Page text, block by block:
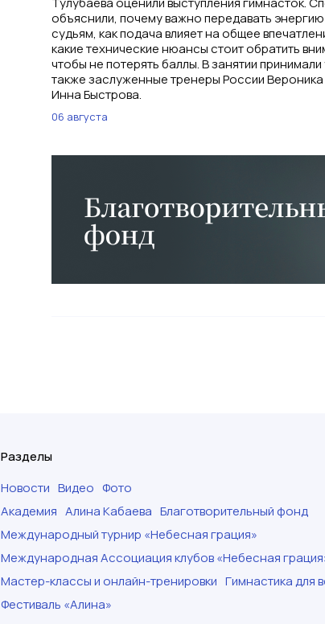
объяснили, почему важно передавать энергию
судьям, как подача влияет на общее
какие технические нюансы стоит обратить
чтобы не потерять баллы. В занятии принимали
также заслуженные тренеры России
Инна Быстрова.
06 августа
Разделы
Новости Видео Фото
Академия Алина Кабаева Благотворительный фонд
Международный турнир «Небесная грация»
Международная Ассоциация клубов «Небесная
Мастер-классы и онлайн-тренировки Гимнастика для
Фестиваль «Алина»